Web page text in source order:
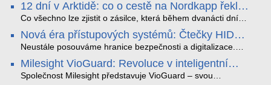
12 dní v Arktidě: co o cestě na Nordkapp řekla
data ze SMARTBOX 2 MAX
Co všechno lze zjistit o zásilce, která během dvanácti dní
projede Arktidou? SMARTBOX 2 MAX jsme vzali na trasu z
Tromsø přes Lofoty, Kirunu a finské Laponsko až na
Nordkapp. Bez jediného dobití, v mrazu až −13 °C a mimo
otřesy i náklon. Výsledkem není jen čára na mapě, ale
podrobný datový příběh celé cesty.
Nová éra přístupových systémů: Čtečky HID
Signo
Neustále posouváme hranice bezpečnosti a digitalizace.
v oblasti kontroly přístupu – moderní a vysoce univerzální
čtečky HID Signo.
Milesight VioGuard: Revoluce v inteligentní
detekci dopravních přestupků
Společnost Milesight představuje VioGuard – svou